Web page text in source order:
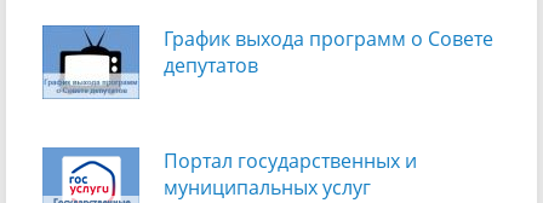
График выхода программ о Cовете
депутатов
Портал государственных и
муниципальных услуг